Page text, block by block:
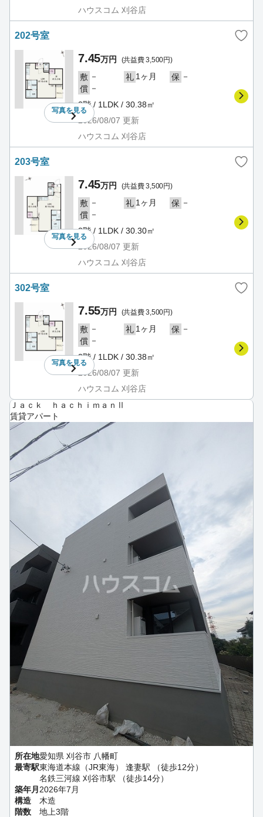
ハウスコム 刈谷店
202号室
写真を見る
7.45万円 (共益費 3,500円)
敷 － 礼 1ヶ月 保 －
償 －
2階 / 1LDK / 30.38㎡
2026/08/07 更新
ハウスコム 刈谷店
203号室
写真を見る
7.45万円 (共益費 3,500円)
敷 － 礼 1ヶ月 保 －
償 －
2階 / 1LDK / 30.30㎡
2026/08/07 更新
ハウスコム 刈谷店
302号室
写真を見る
7.55万円 (共益費 3,500円)
敷 － 礼 1ヶ月 保 －
償 －
3階 / 1LDK / 30.38㎡
2026/08/07 更新
ハウスコム 刈谷店
Ｊａｃｋ ｈａｃｈｉｍａｎⅡ
賃貸アパート
所在地愛知県 刈谷市 八幡町
最寄駅東海道本線（JR東海） 逢妻駅 （徒歩12分）
名鉄三河線 刈谷市駅 （徒歩14分）
築年月 2026年7月
構造
木造
階数
地上3階